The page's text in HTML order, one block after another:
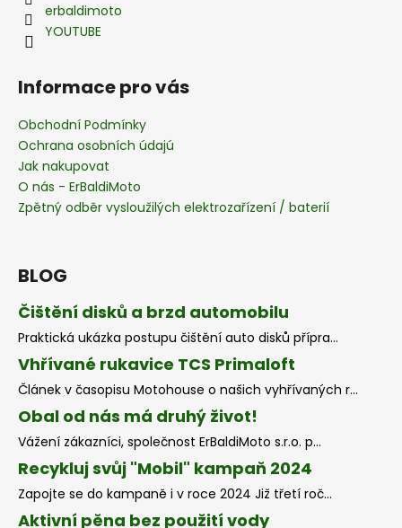
erbaldimoto
YOUTUBE
Informace pro vás
Obchodní Podmínky
Ochrana osobních údajú
Jak nakupovat
O nás - ErBaldiMoto
Zpětný odběr vysloužilých elektrozařízení / baterií
BLOG
Čištění disků a brzd automobilu
Praktická ukázka postupu čištění auto disků přípra...
Vhřívané rukavice TCS Primaloft
Článek v časopisu Motohouse o našich vyhřívaných r...
Obal od nás má druhý život!
Vážení zákazníci, společnost ErBaldiMoto s.r.o. p...
Recykluj svůj "Mobil" kampaň 2024
Zapojte se do kampaně i v roce 2024 Již třetí roč...
Aktivní pěna bez použití vody